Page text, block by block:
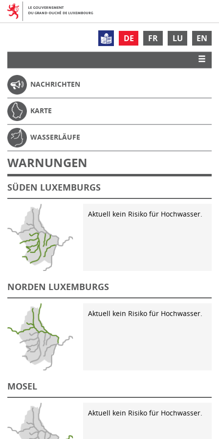
DE FR LU EN
NACHRICHTEN
KARTE
WASSERLÄUFE
WARNUNGEN
SÜDEN LUXEMBURGS
Aktuell kein Risiko für Hochwasser.
NORDEN LUXEMBURGS
Aktuell kein Risiko für Hochwasser.
MOSEL
Aktuell kein Risiko für Hochwasser.